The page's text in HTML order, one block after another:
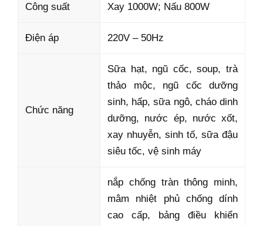
Công suất Xay 1000W; Nấu 800W
Điện áp 220V – 50Hz
Chức năng
Sữa hạt, ngũ cốc, soup, trà
thảo mộc, ngũ cốc dưỡng
sinh, hấp, sữa ngô, cháo dinh
dưỡng, nước ép, nước xốt,
xay nhuyễn, sinh tố, sữa đậu
siêu tốc, vệ sinh máy
nắp chống tràn thông minh,
mâm nhiệt phủ chống dính
cao cấp, bảng điều khiển